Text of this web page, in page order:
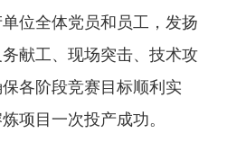
位全体党员和员工，发扬
献工、现场突击、技术攻
各阶段竞赛目标顺利实
项目一次投产成功。